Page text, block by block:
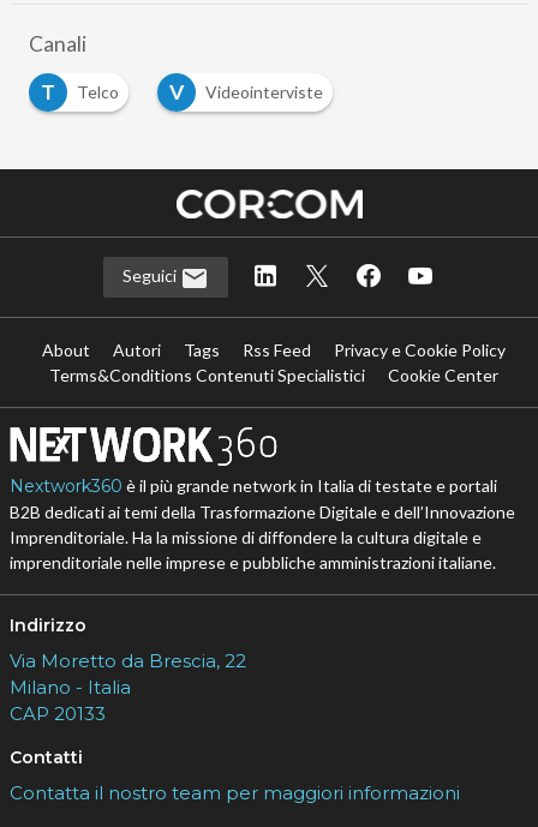
Canali
T
Telco V Videointerviste
Seguici
About Autori Tags Rss Feed
Privacy e Cookie Policy
Terms&Conditions Contenuti Specialistici
Cookie Center
Nextwork360 è il più grande network in Italia di testate e portali
B2B dedicati ai temi della Trasformazione Digitale e dell’Innovazione
Imprenditoriale. Ha la missione di diffondere la cultura digitale e
imprenditoriale nelle imprese e pubbliche amministrazioni italiane.
Indirizzo
Via Moretto da Brescia, 22
Milano - Italia
CAP 20133
Contatti
Contatta il nostro team per maggiori informazioni